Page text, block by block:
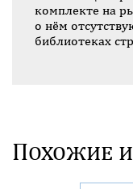
комплекте на
о нём
библиотеках
Похожие